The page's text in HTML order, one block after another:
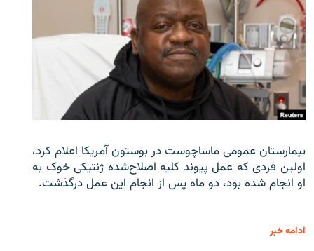
بیمارستان عمومی ماساچوست در بوستون آمریکا اعلام کرد،
اولین فردی که عمل پیوند کلیه اصلاح‌شده ژنتیکی خوک به
او انجام شده بود، دو ماه پس از انجام این عمل درگذشت.
ادامه خبر